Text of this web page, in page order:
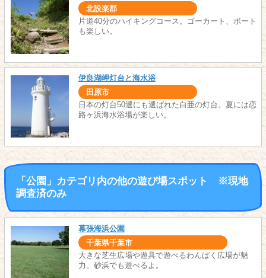
北設楽郡
片道40分のハイキングコース。ゴーカート、ボート
も楽しい。
伊良湖岬灯台と海水浴
田原市
日本の灯台50選にも選ばれた白亜の灯台。夏には恋
路ヶ浜海水浴場が楽しい。
「公園」カテゴリ内の他の遊び場スポット ※現地
調査済のみ
幕張海浜公園
千葉県千葉市
大きな芝生広場や遊具で遊べるわんぱく広場が魅
力。砂浜でも遊べるよ。